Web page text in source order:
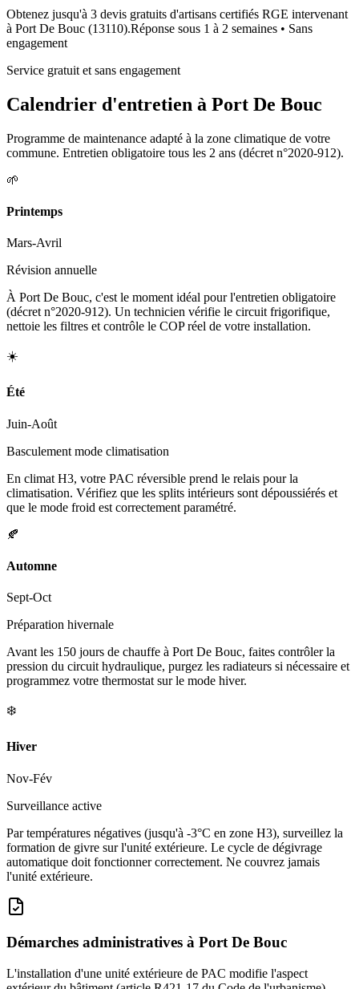
Obtenez jusqu'à 3 devis gratuits d'artisans certifiés RGE intervenant
à Port De Bouc (13110).Réponse sous 1 à 2 semaines • Sans
engagement
Service gratuit et sans engagement
Calendrier d'entretien à Port De Bouc
Programme de maintenance adapté à la zone climatique de votre
commune. Entretien obligatoire tous les 2 ans (décret n°2020-912).
🌱
Printemps
Mars-Avril
Révision annuelle
À Port De Bouc, c'est le moment idéal pour l'entretien obligatoire
(décret n°2020-912). Un technicien vérifie le circuit frigorifique,
nettoie les filtres et contrôle le COP réel de votre installation.
☀️
Été
Juin-Août
Basculement mode climatisation
En climat H3, votre PAC réversible prend le relais pour la
climatisation. Vérifiez que les splits intérieurs sont dépoussiérés et
que le mode froid est correctement paramétré.
🍂
Automne
Sept-Oct
Préparation hivernale
Avant les 150 jours de chauffe à Port De Bouc, faites contrôler la
pression du circuit hydraulique, purgez les radiateurs si nécessaire et
programmez votre thermostat sur le mode hiver.
❄️
Hiver
Nov-Fév
Surveillance active
Par températures négatives (jusqu'à -3°C en zone H3), surveillez la
formation de givre sur l'unité extérieure. Le cycle de dégivrage
automatique doit fonctionner correctement. Ne couvrez jamais
l'unité extérieure.
Démarches administratives à Port De Bouc
L'installation d'une unité extérieure de PAC modifie l'aspect